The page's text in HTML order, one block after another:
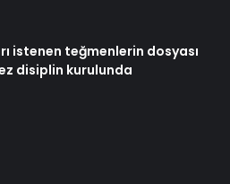
istenen teğmenlerin dosyası
disiplin kurulunda